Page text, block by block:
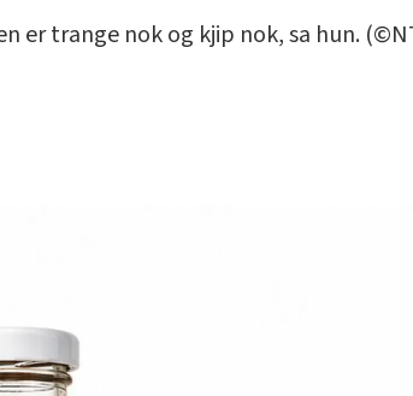
er trange nok og kjip nok, sa hun.